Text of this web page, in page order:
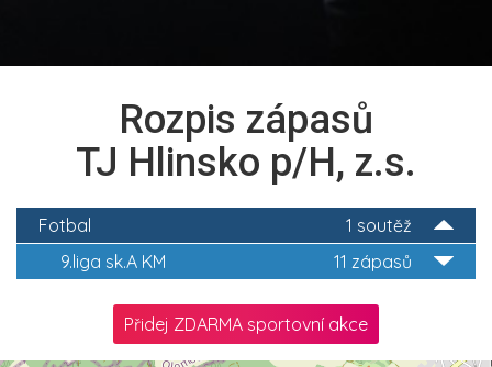
Rozpis zápasů
TJ Hlinsko p/H, z.s.
1 soutěž
Fotbal
11 zápasů
9.liga sk.A KM
Přidej ZDARMA sportovní akce